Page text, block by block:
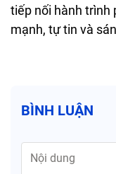
tiếp nối hành trình
mạnh, tự tin và
BÌNH LUẬN